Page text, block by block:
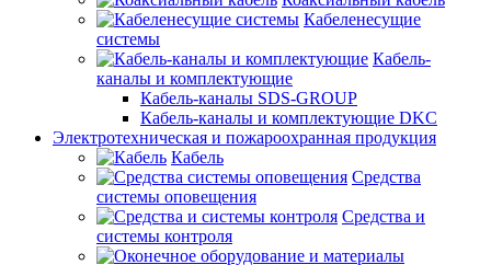
Кабеленесущие
системы
Кабель-
каналы и комплектующие
Кабель-каналы SDS-GROUP
Кабель-каналы и комплектующие DKC
Электротехническая и пожароохранная продукция
Кабель
Средства
системы оповещения
Средства и
системы контроля